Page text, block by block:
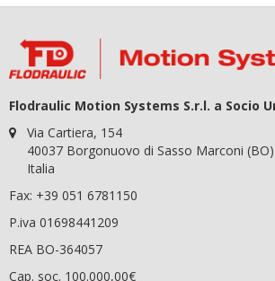
Flodraulic Motion Systems S.r.l. a Socio
Via Cartiera, 154
40037 Borgonuovo di Sasso Marconi (BO)
Italia
Fax: +39 051 6781150
P.iva 01698441209
REA BO-364057
Cap. soc. 100.000,00€